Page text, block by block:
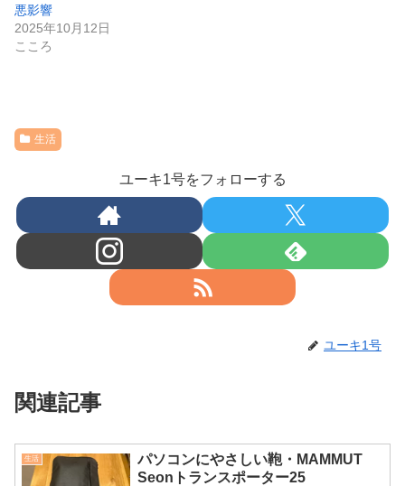
悪影響
2025年10月12日
こころ
生活
ユーキ1号をフォローする
ユーキ1号
関連記事
生活
パソコンにやさしい鞄・MAMMUT
Seonトランスポーター25